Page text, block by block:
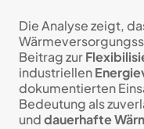
Die Analyse zeigt,
Beitrag zur
industriellen
dokumentierten
Bedeutung als
unddauerhafte